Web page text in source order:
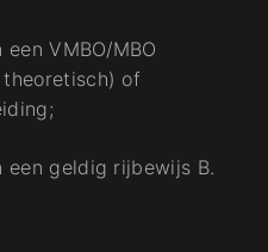
VMBO/MBO
of
een geldig rijbewijs B.